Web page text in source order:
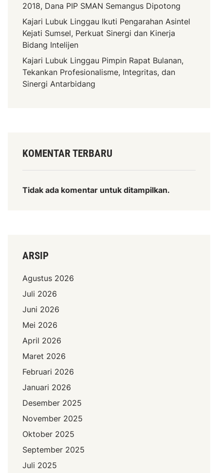
2018, Dana PIP SMAN Semangus Dipotong
Kajari Lubuk Linggau Ikuti Pengarahan Asintel
Kejati Sumsel, Perkuat Sinergi dan Kinerja
Bidang Intelijen
Kajari Lubuk Linggau Pimpin Rapat Bulanan,
Tekankan Profesionalisme, Integritas, dan
Sinergi Antarbidang
KOMENTAR TERBARU
Tidak ada komentar untuk ditampilkan.
ARSIP
Agustus 2026
Juli 2026
Juni 2026
Mei 2026
April 2026
Maret 2026
Februari 2026
Januari 2026
Desember 2025
November 2025
Oktober 2025
September 2025
Juli 2025